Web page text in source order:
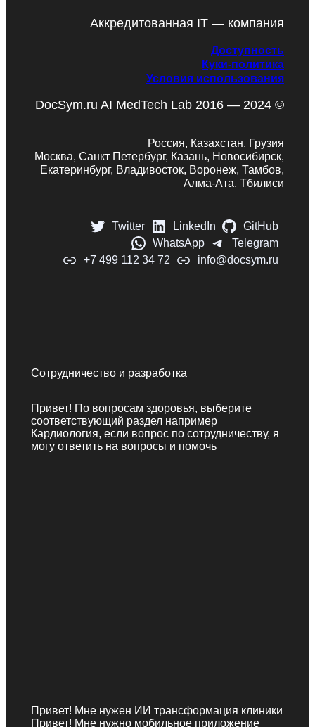
Аккредитованная IT — компания
Доступность
Куки-политика
Условия использования
DocSym.ru AI MedTech Lab 2016 — 2024 ©
Россия, Казахстан, Грузия
Москва, Санкт Петербург, Казань, Новосибирск,
Екатеринбург, Владивосток, Воронеж, Тамбов,
Алма-Ата, Тбилиси
Twitter LinkedIn
GitHub
WhatsApp
Telegram
+7 499 112 34 72
info@docsym.ru
Сотрудничество и разработка
Привет! По вопросам здоровья, выберите
соответствующий раздел например
Кардиология, если вопрос по сотрудничеству, я
могу ответить на вопросы и помочь
Привет! Мне нужен ИИ трансформация клиники
Привет! Мне нужно мобильное приложение